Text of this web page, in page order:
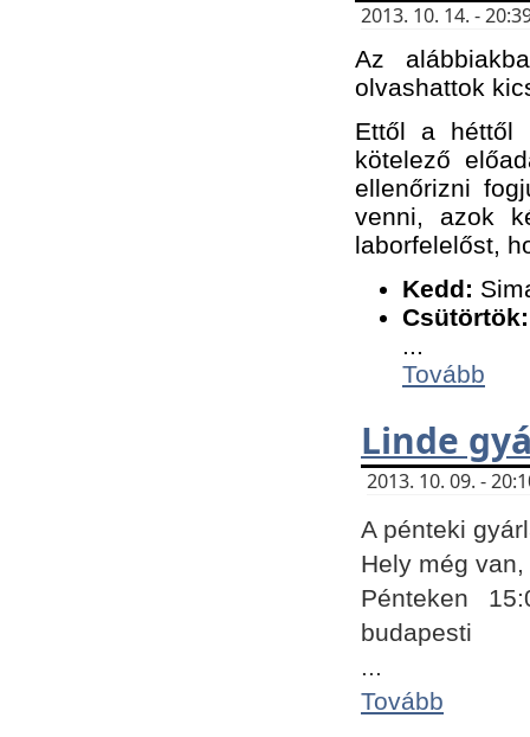
2013. 10. 14. -
Az
olvashattok
Ettől a héttől
kötelező
ellenőrizni
venni, azok
laborfelelőst,
Kedd:
Csütörtök:
...
Tovább
Linde
2013. 10. 09. -
A pénteki
Hely még
Pénteken
budapesti
...
Tovább